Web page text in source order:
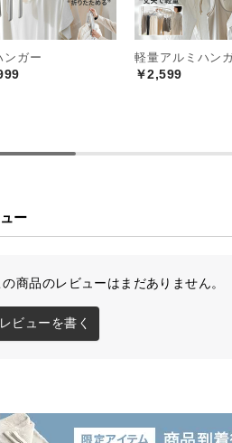
つろぎの時間を
ンテリアに馴染む、シンプルなモ
ンマークの人気インテリアメーカ
ンガー 軽量アルミハン
￥2,599
ー
の商品のレビューはまだありません。
レビューを書く